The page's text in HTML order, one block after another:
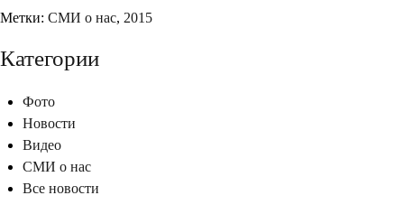
Метки: CМИ о нас, 2015
Категории
Фото
Новости
Видео
СМИ о нас
Все новости